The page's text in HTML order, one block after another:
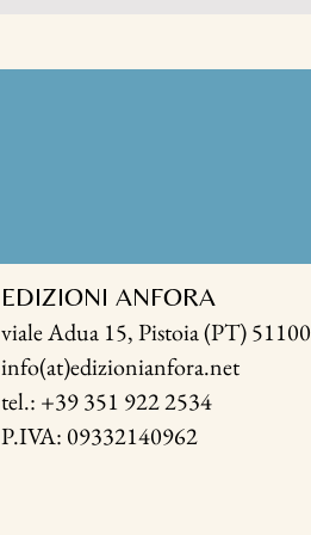
EDIZIONI ANFORA
viale Adua 15, Pistoia(PT) 51100
info(at)edizionianfora.net
tel.: +39 351 922 2534
P.IVA: 09332140962